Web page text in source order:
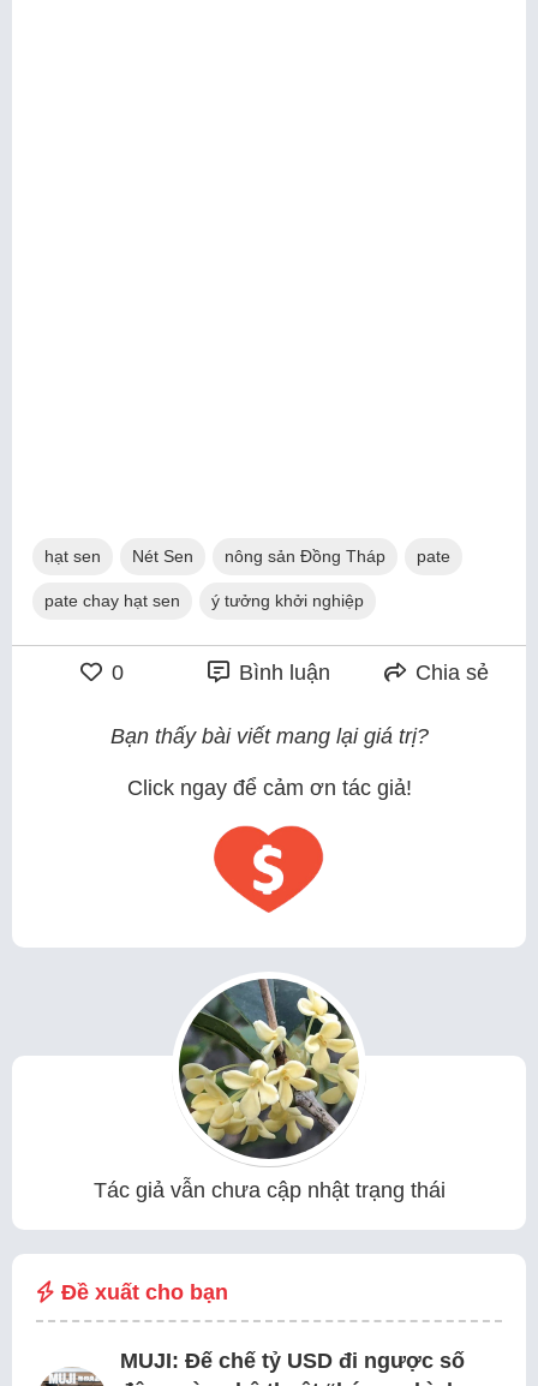
hạt sen Nét Sen nông sản Đồng Tháp pate
pate chay hạt sen ý tưởng khởi nghiệp
0 Bình luận Chia sẻ
Bạn thấy bài viết mang lại giá trị?
Click ngay để cảm ơn tác giả!
Tác giả vẫn chưa cập nhật trạng thái
Đề xuất cho bạn
MUJI: Đế chế tỷ USD đi ngược số